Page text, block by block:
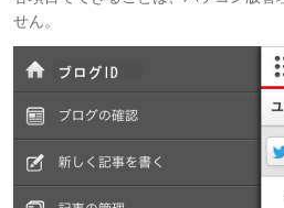
せん。